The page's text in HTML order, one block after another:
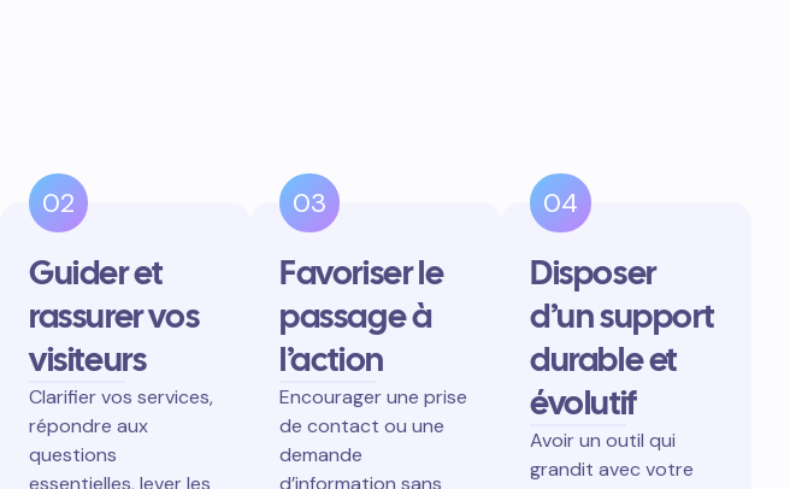
02
Guider et
rassurer vos
visiteurs
Clarifier vos services,
répondre aux
questions
essentielles, lever les
03
Favoriser le
passage à
l’action
Encourager une prise
de contact ou une
demande
d’information sans
04
Disposer
d’un support
durable et
évolutif
Avoir un outil qui
grandit avec votre